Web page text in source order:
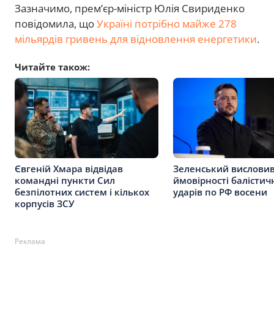
Зазначимо, премʼєр-міністр Юлія Свириденко
повідомила, щоУкраїні потрібно майже 278
мільярдів гривень для відновлення енергетики.
Читайте також:
Євгеній Хмара відвідав
командні пункти Сил
безпілотних систем і кількох
корпусів ЗСУ
Зеленський
ймовірності
ударів по РФ восени
Реклама